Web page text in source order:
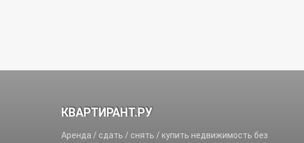
КВАРТИРАНТ.РУ
Аренда / сдать / снять / купить недвижимость без